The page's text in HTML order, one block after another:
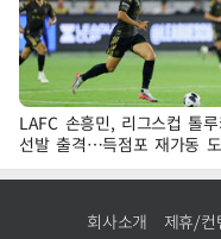
LAFC 손흥민, 리그스컵 톨루
선발 출격…득점포 재가동
회사소개 제휴/컨